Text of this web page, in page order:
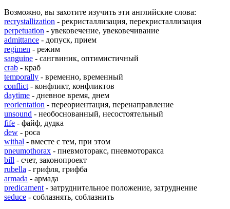
Возможно, вы захотите изучить эти английские слова:
recrystallization - рекристаллизация, перекристаллизация
perpetuation - увековечение, увековечивание
admittance - допуск, прием
regimen - режим
sanguine - сангвиник, оптимистичный
crab - краб
temporally - временно, временный
conflict - конфликт, конфликтов
daytime - дневное время, днем
reorientation - переориентация, перенаправление
unsound - необоснованный, несостоятельный
fife - файф, дудка
dew - роса
withal - вместе с тем, при этом
pneumothorax - пневмоторакс, пневмоторакса
bill - счет, законопроект
rubella - грифля, грифба
armada - армада
predicament - затруднительное положение, затруднение
seduce - соблазнять, соблазнить